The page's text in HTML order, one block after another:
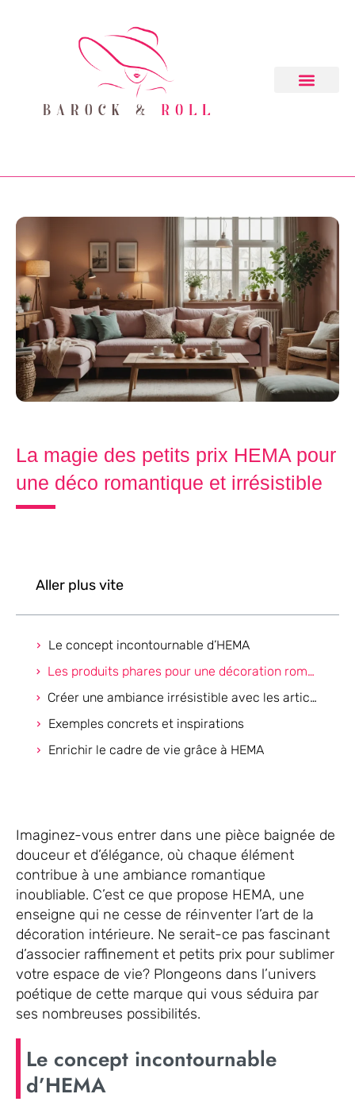
La magie des petits prix HEMA pour
une déco romantique et irrésistible
Aller plus vite
Le concept incontournable d’HEMA
Les produits phares pour une décoration romantique
Créer une ambiance irrésistible avec les articles HEMA
Exemples concrets et inspirations
Enrichir le cadre de vie grâce à HEMA
Imaginez-vous entrer dans une pièce baignée de
douceur et d’élégance, où chaque élément
contribue à une ambiance romantique
inoubliable. C’est ce que propose HEMA, une
enseigne qui ne cesse de réinventer l’art de la
décoration intérieure. Ne serait-ce pas fascinant
d’associer raffinement et petits prix pour sublimer
votre espace de vie? Plongeons dans l’univers
poétique de cette marque qui vous séduira par
ses nombreuses possibilités.
Le concept incontournable
d’HEMA